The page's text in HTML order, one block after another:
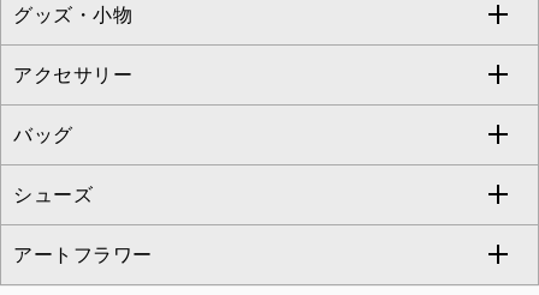
アンサンブルセット
ベスト・ジレ
パーカー
タンクトップ・キャミソール
スウェット・ジャージー
ジャンパースカート
その他のワンピース・ドレス
ガウチョ・ワイドパンツ
ハーフ・ショート丈パンツ
サロペット・オールインワン
その他のパンツ
ひざ丈スカート
ミモレ丈スカート
ショート・ミニ丈スカート
その他のスカート
テーラードジャケット
ノーカラージャケット
セットアップ
セットアップジャケット
セットアップパンツ
すべてのコート・ブルゾン
トレンチコート
ピーコート
ダッフルコート
チェスターコート
グッズ・小物
すべてのグッズ・小物
マスク
ストール・マフラー・スヌード
ベルト・サスペンダー
アクセサリー
すべてのアクセサリー
ネックレス
ピアス・イヤリング
バッグ
すべてのバッグ
トートバッグ
シューズ
すべてのシューズ
アートフラワー